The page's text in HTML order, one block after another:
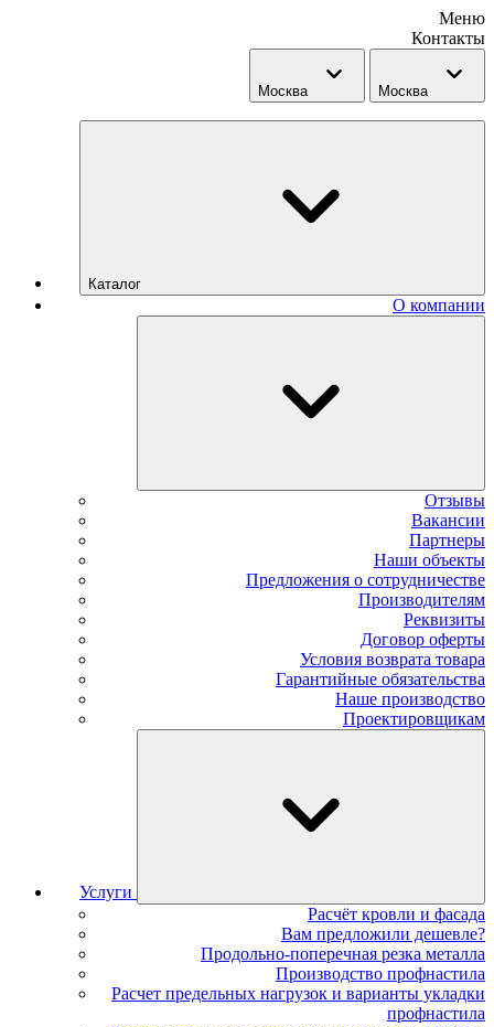
Меню
Контакты
Москва Москва
Каталог
О компании
Отзывы
Вакансии
Партнеры
Наши объекты
Предложения о сотрудничестве
Производителям
Реквизиты
Договор оферты
Условия возврата товара
Гарантийные обязательства
Наше производство
Проектировщикам
Услуги
Расчёт кровли и фасада
Вам предложили дешевле?
Продольно-поперечная резка металла
Производство профнастила
Расчет предельных нагрузок и варианты укладки
профнастила